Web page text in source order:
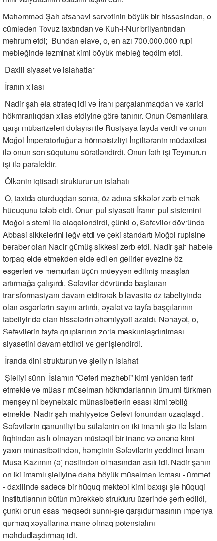
Məhəmməd Şah əfsanəvi sərvətinin böyük bir hissəsindən, o
cümlədən Tovuz taxtından və Kuh-i-Nur brilyantından
məhrum etdi; Bundan əlavə, o, ən azı 700.000.000 rupi
məbləğində təzminat kimi böyük məbləğ təqdim etdi.
Daxili siyasət və islahatlar
İranın xilası
Nadir şah əla strateq idi və İranı parçalanmaqdan və xarici
hökmranlıqdan xilas etdiyinə görə tanınır. Onun Osmanlılara
qarşı mübarizələri dolayısı ilə Rusiyaya fayda verdi və onun
Moğol İmperatorluğuna hörmətsizliyi İngiltərənin müdaxiləsi
ilə onun son süqutunu sürətləndirdi. Onun fəth işi Teymurun
işi ilə paraleldir.
Ölkənin iqtisadi strukturunun islahatı
O, taxtda oturduqdan sonra, öz adına sikkələr zərb etmək
hüququnu tələb etdi. Onun pul siyasəti İranın pul sistemini
Moğol sistemi ilə əlaqələndirdi, çünki o, Səfəvilər dövründə
Abbasi sikkələrini ləğv etdi və çəki standartı Moğol rupisinə
bərabər olan Nadir gümüş sikkəsi zərb etdi. Nadir şah habelə
torpaq əldə etməkdən əldə edilən gəlirlər əvəzinə öz
əsgərləri və məmurları üçün müəyyən edilmiş maaşları
artırmağa çalışırdı. Səfəvilər dövründə başlanan
transformasiyanı davam etdirərək bilavasitə öz tabeliyində
olan əsgərlərin sayını artırdı, əyalət və tayfa başçılarının
tabeliyində olan hissələrin əhəmiyyəti azaldı. Nəhayət, o,
Səfəvilərin tayfa qruplarının zorla məskunlaşdırılması
siyasətini davam etdirdi və genişləndirdi.
İranda dini strukturun və şiəliyin islahatı
Şiəliyi sünni İslamın “Cəfəri məzhəbi” kimi yenidən tərif
etməklə və müasir müsəlman hökmdarlarının ümumi türkmən
mənşəyini beynəlxalq münasibətlərin əsası kimi təbliğ
etməklə, Nadir şah mahiyyətcə Səfəvi fonundan uzaqlaşdı.
Səfəvilərin qanuniliyi bu sülalənin on iki imamlı şiə ilə İslam
fiqhindən asılı olmayan müstəqil bir inanc və ənənə kimi
yaxın münasibətindən, həmçinin Səfəvilərin yeddinci İmam
Musa Kazımın (ə) nəslindən olmasından asılı idi. Nadir şahın
on iki imamlı şiəliyinə daha böyük müsəlman icması - ümmət
- daxilində sadəcə bir hüquq məktəbi kimi baxışı şiə hüquqi
institutlarının bütün mürəkkəb strukturu üzərində şərh edildi,
çünki onun əsas məqsədi sünni-şiə qarşıdurmasının imperiya
qurmaq xəyallarına mane olmaq potensialını
məhdudlaşdırmaq idi.